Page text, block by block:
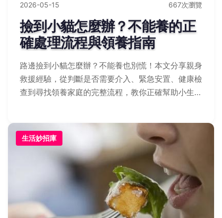
2026-05-15 667次瀏覽
撿到小貓怎麼辦？不能養的正
確處理流程與領養指南
路邊撿到小貓怎麼辦？不能養也別慌！本文分享親身
救援經驗，從判斷是否需要介入、緊急安置、健康檢
查到尋找領養家庭的完整流程，教你正確幫助小生
生活妙招庫